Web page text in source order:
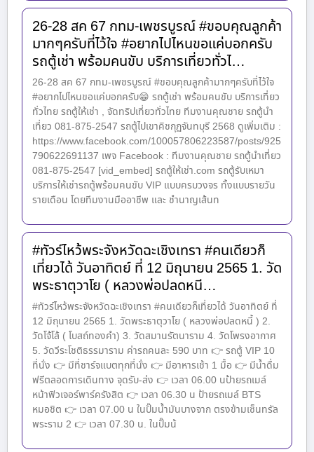
26-28 สค 67 กทม-เพชรบูรณ์ #ขอบคุณลูกค้า
มากๆครับที่ไว้ใจ #อยากไปไหนขอแค่บอกครับ
รถตู้เช่า พร้อมคนขับ บริการเที่ยวทั่วไ…
26-28 สค 67 กทม-เพชรบูรณ์ #ขอบคุณลูกค้ามากๆครับที่ไว้ใจ
#อยากไปไหนขอแค่บอกครับ😁 รถตู้เช่า พร้อมคนขับ บริการเที่ยว
ทั่วไทย รถตู้ให้เช่า , จัดทริปเที่ยวทั่วไทย ทีมงานคุณชาย รถตู้นำ
เที่ยว 081-875-2547 รถตู้ไปเขาคิชกุฏจันทบุรี 2568 ดูเพิ่มเติม :
https://www.facebook.com/100057806223587/posts/925
790622691137 เพจ Facebook : ทีมงานคุณชาย รถตู้นำเที่ยว
081-875-2547 [vid_embed] รถตู้ให้เช่า.com รถตู้รับเหมา
บริการให้เช่ารถตู้พร้อมคนขับ VIP แบบครบวงจร ทั้งแบบรายวัน
รายเดือน โดยทีมงานมืออาชีพ และ ชำนาญเส้นท
#ทัวร์ไหว้พระจังหวัดฉะเชิงเทรา #คนเดียวก็
เที่ยวได้ วันอาทิตย์ ที่ 12 มิถุนายน 2565 1. วัด
พระธาตุวาโย ( หลวงพ่อปลดหนี…
#ทัวร์ไหว้พระจังหวัดฉะเชิงเทรา #คนเดียวก็เที่ยวได้ วันอาทิตย์ ที่
12 มิถุนายน 2565 1. วัดพระธาตุวาโย ( หลวงพ่อปลดหนี้ ) 2.
วัดโจ้โล้ ( โบสถ์ทองคำ) 3. วัดสมานรัตนาราม 4. วัดโพรงอากาศ
5. วัดวีระโชติธรรมาราม ค่ารถคนละ 590 บาท 👉 รถตู้ VIP 10
ที่นั่ง 👉 มีที่ชาร์จแบตทุกที่นั่ง 👉 มีอาหารเช้า 1 มื้อ 👉 มีน้ำดื่ม
ฟรีตลอดการเดินทาง จุดรับ-ส่ง 👉 เวลา 06.00 นป้ายรถเมล์
หน้าฟิวเจอร์พาร์ครังสิต 👉 เวลา 06.30 น ป้ายรถเมล์ BTS
หมอชิต 👉 เวลา 07.00 น ในปั๊มน้ำมันบางจาก ตรงข้ามเซ็นทรัล
พระราม 2 👉 เวลา 07.30 น. ในปั๊มน้